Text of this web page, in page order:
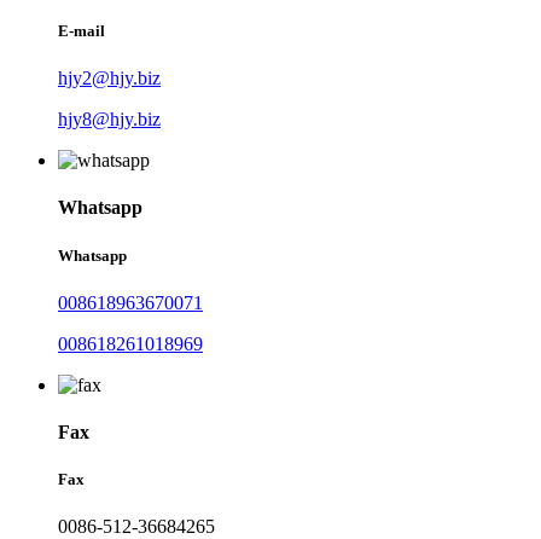
E-mail
hjy2@hjy.biz
hjy8@hjy.biz
Whatsapp
Whatsapp
008618963670071
008618261018969
Fax
Fax
0086-512-36684265